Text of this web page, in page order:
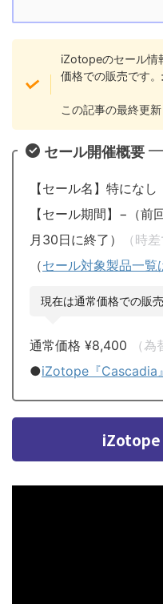
iZotopeのセール情
価格での販売です。
この記事の最終更
セール開催概要
【セール名】特にな
【セール期間】−（
月30日に終了）
（時
（セール対象製品一覧
現在は通常価格での販売
通常価格 ¥8,400
（
●iZotope『Cascadia
iZotope